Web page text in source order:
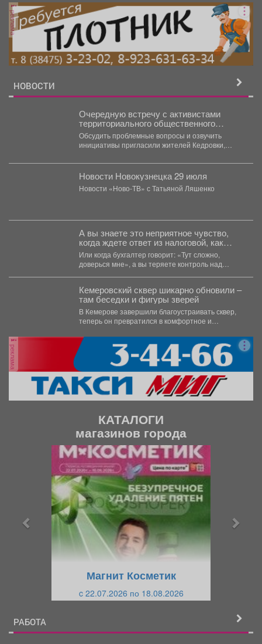
реклама
НОВОСТИ
Очередную встречу с активистами
территориального общественного
самоуправления провели в Кедровке
Обсудить проблемные вопросы и озвучить
инициативы пригласили жителей Кедровки,
территория - самобытная,...
Новости Новокузнецка 29 июля
Новости «Ново-ТВ» с Татьяной Ляшенко
А вы знаете это неприятное чувство,
когда ждете ответ из налоговой, как
приговор?
Или когда бухгалтер говорит: «Тут сложно,
доверься мне», а вы теряете контроль над
Кемеровский сквер шикарно обновили –
там беседки и фигуры зверей
В Кемерове завершили благоустраивать сквер,
теперь он превратился в комфортное и
реклама
КАТАЛОГИ
магазинов города
Магнит Косметик
c 22.07.2026 по 18.08.2026
РАБОТА